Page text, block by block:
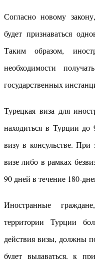
Согласно новому
будет признаваться
Таким образом,
необходимости
государственных
Турецкая виза для
находиться в Турции
визу в консульстве.
визе либо в рамках
90 дней в течение 180-
Иностранные
территории Турции
действия визы, должны
будет выдаваться, к